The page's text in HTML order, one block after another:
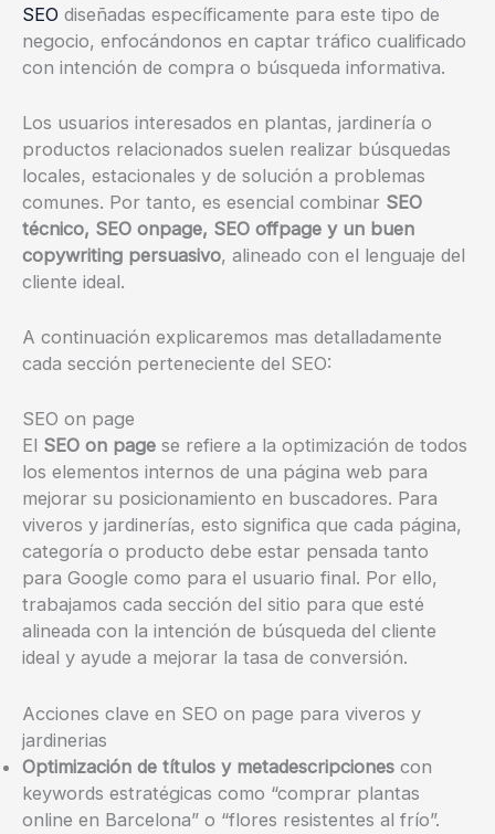
SEO diseñadas específicamente para este tipo de
negocio, enfocándonos en captar tráfico cualificado
con intención de compra o búsqueda informativa.
Los usuarios interesados en plantas, jardinería o
productos relacionados suelen realizar búsquedas
locales, estacionales y de solución a problemas
comunes. Por tanto, es esencial combinar SEO
técnico, SEO onpage, SEO offpage y un buen
copywriting persuasivo, alineado con el lenguaje del
cliente ideal.
A continuación explicaremos mas detalladamente
cada sección perteneciente del SEO:
SEO on page
El SEO on page se refiere a la optimización de todos
los elementos internos de una página web para
mejorar su posicionamiento en buscadores. Para
viveros y jardinerías, esto significa que cada página,
categoría o producto debe estar pensada tanto
para Google como para el usuario final. Por ello,
trabajamos cada sección del sitio para que esté
alineada con la intención de búsqueda del cliente
ideal y ayude a mejorar la tasa de conversión.
Acciones clave en SEO on page para viveros y
jardinerias
Optimización de títulos y metadescripciones con
keywords estratégicas como “comprar plantas
online en Barcelona” o “flores resistentes al frío”.